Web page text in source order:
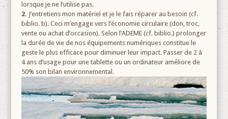
lorsque je ne l’utilise pas.
2. J’entretiens mon matériel et je le fais réparer au besoin (cf.
biblio. b). Ceci m’engage vers l’économie circulaire (don, troc,
vente ou achat d’occasion). Selon l’ADEME (cf. biblio.) prolonger
la durée de vie de nos équipements numériques constitue le
geste le plus efficace pour diminuer leur impact. Passer de 2 à
4 ans d’usage pour une tablette ou un ordinateur améliore de
50% son bilan environnemental.